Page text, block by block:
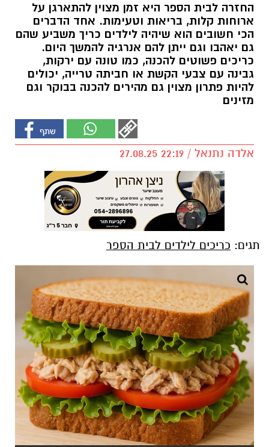
החזרה לבית הספר היא זמן מצוין להתארגן על
ארוחות קלות, בריאות וטעימות. אחד הדברים
הכי חשובים הוא שיהיה לילדים כריך משביע שהם
גם יאהבו וגם ייתן להם אנרגיה להמשך היום.
כריכים פשוטים להכנה, כמו טונה עם ירקות,
גבינה עם צבעי הקשת או חביתה טרייה, יכולים
להיות פתרון מצוין גם מהירים להכנה בבוקר וגם
מזינים
אלדה נתנאל / 22:19 27.08.25
תגים: כריכים לילדים לבית הספר